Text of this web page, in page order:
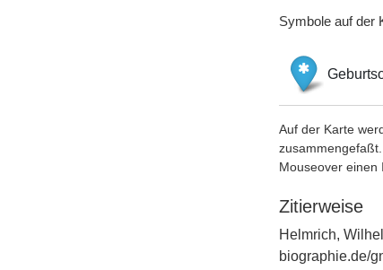
Symbole auf der
Auf der Karte
Mouseover einen
Zitierweise
Helmrich,
biographie.de/